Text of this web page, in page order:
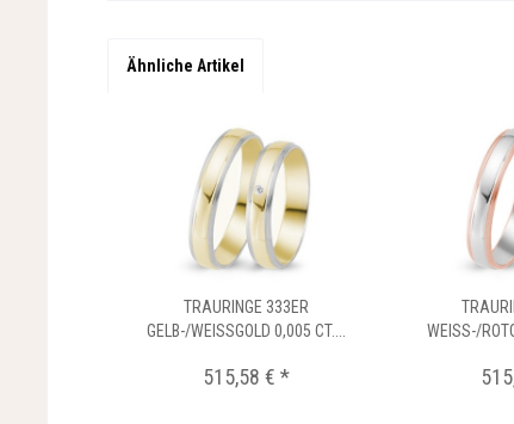
Ähnliche Artikel
TRAURINGE 333ER
GELB-/WEISSGOLD 0,005 CT....
515,58 € *
WEISS-/